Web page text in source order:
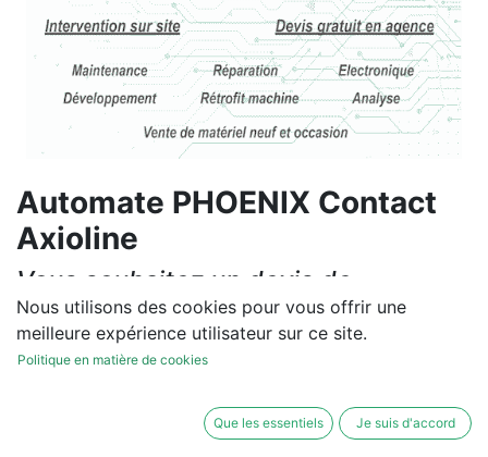
Automate PHOENIX Contact
Axioline
Vous souhaitez un devis de
réparation ou de vente, un
diagnostic sur site?
Nous utilisons des cookies pour vous offrir une
meilleure expérience utilisateur sur ce site.
Politique en matière de cookies
Que les essentiels Je suis d'accord